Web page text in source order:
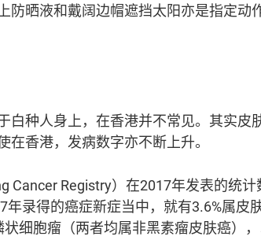
晒液和戴阔边帽遮挡太阳亦是指定动作
白种人身上，在香港并不常见。其实皮
香港，发病数字亦不断上升。
Cancer Registry）在2017年发表的统
录得的癌症新症当中，就有3.6%属皮
细胞瘤（两者均属非黑素瘤皮肤癌）